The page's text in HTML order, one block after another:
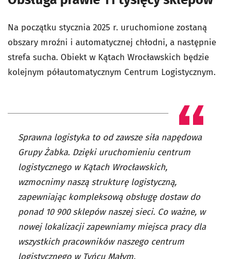
Na początku stycznia 2025 r. uruchomione zostaną
obszary mroźni i automatycznej chłodni, a następnie
strefa sucha. Obiekt w Kątach Wrocławskich będzie
kolejnym półautomatycznym Centrum Logistycznym.
Sprawna logistyka to od zawsze siła napędowa
Grupy Żabka. Dzięki uruchomieniu centrum
logistycznego w Kątach Wrocławskich,
wzmocnimy naszą strukturę logistyczną,
zapewniając kompleksową obsługę dostaw do
ponad 10 900 sklepów naszej sieci. Co ważne, w
nowej lokalizacji zapewniamy miejsca pracy dla
wszystkich pracowników naszego centrum
logistycznego w Tyńcu Małym.